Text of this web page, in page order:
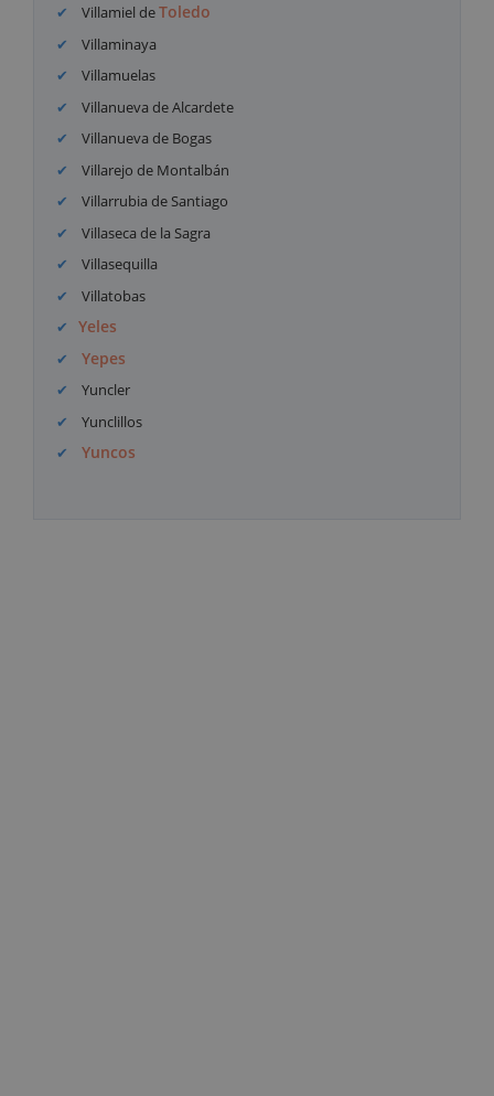
Villamiel deToledo
Villaminaya
Villamuelas
Villanueva de Alcardete
Villanueva de Bogas
Villarejo de Montalbán
Villarrubia de Santiago
Villaseca de la Sagra
Villasequilla
Villatobas
Yeles
Yepes
Yuncler
Yunclillos
Yuncos